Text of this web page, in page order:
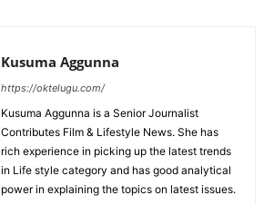
Kusuma Aggunna
https://oktelugu.com/
Kusuma Aggunna is a Senior Journalist
Contributes Film & Lifestyle News. She has
rich experience in picking up the latest trends
in Life style category and has good analytical
power in explaining the topics on latest issues.